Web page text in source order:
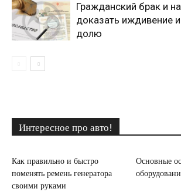
Гражданский брак и
доказать иждивение
долю
Интересное про авто!
Как правильно и быстро
поменять ремень генератора
своими руками
Основные